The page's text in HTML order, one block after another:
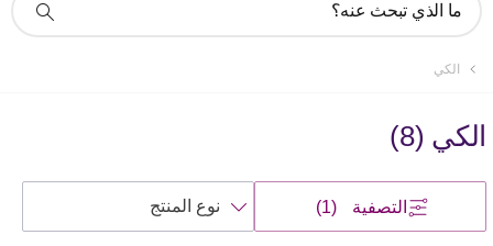
دعم
ما الذي تبحث عنه؟
الكي
الكي (
8
)
التصفية
حسب